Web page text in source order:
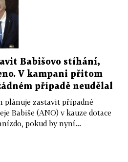
Babišovo stíhání,
V kampani přitom
případě neudělal
plánuje zastavit případné
Babiše (ANO) v kauze dotace
pokud by nyní...